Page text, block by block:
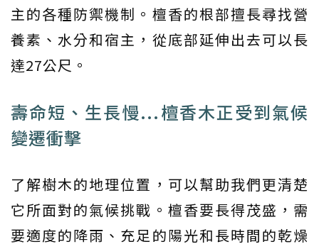
主的各種防禦機制。檀香的根部擅長尋找營
養素、水分和宿主，從底部延伸出去可以長
達27公尺。
壽命短、生長慢...檀香木正受到氣候
變遷衝擊
了解樹木的地理位置，可以幫助我們更清楚
它所面對的氣候挑戰。檀香要長得茂盛，需
要適度的降雨、充足的陽光和長時間的乾燥